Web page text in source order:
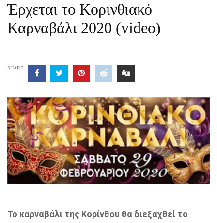
Έρχεται το Κορινθιακό
Καρναβάλι 2020 (video)
SHARE
Το καρναβάλι της Κορίνθου θα διεξαχθεί το